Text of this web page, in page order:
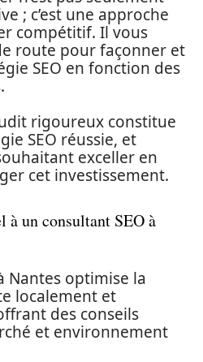
; c’est une approche
compétitif. Il vous
route pour façonner et
SEO en fonction des
rigoureux constitue
SEO réussie, et
exceller en
cet investissement.
à un consultant SEO à
Nantes optimise la
localement et
des conseils
et environnement